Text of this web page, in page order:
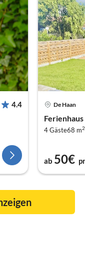
4.4 De Haan
4 Gäste68 m2
ab 50€